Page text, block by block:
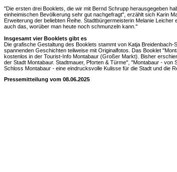
"Die ersten drei Booklets, die wir mit Bernd Schrupp herausgegeben
einheimischen Bevölkerung sehr gut nachgefragt", erzählt sich Karin
Erweiterung der beliebten Reihe. Stadtbürgermeisterin Melanie
auch das, worüber man heute noch schmunzeln kann."
Insgesamt vier Booklets gibt es
Die grafische Gestaltung des Booklets stammt von Katja
spannenden Geschichten teilweise mit Originalfotos. Das Booklet
kostenlos in der Tourist-Info Montabaur (Großer Markt). Bisher
der Stadt Montabaur. Stadtmauer, Pforten & Türme", "Montabaur -
Schloss Montabaur - eine eindrucksvolle Kulisse für die Stadt und die
Pressemitteilung vom 08.06.2025